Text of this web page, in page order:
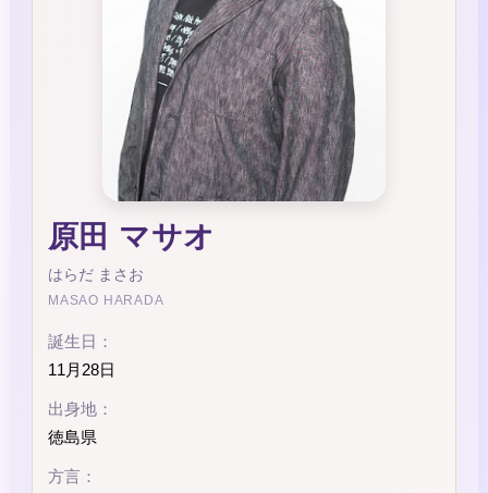
原田 マサオ
はらだ まさお
MASAO HARADA
誕生日：
11月28日
出身地：
徳島県
方言：